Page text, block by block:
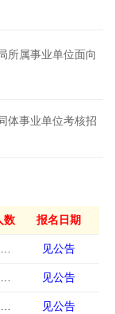
所属事业单位面向
体事业单位考核招
数 报名日期
见公告 见公告
见公告 见公告
见公告 见公告